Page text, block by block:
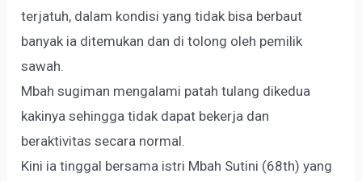
terjatuh, dalam kondisi yang tidak bisa berbaut
banyak ia ditemukan dan di tolong oleh pemilik
sawah.
Mbah sugiman mengalami patah tulang dikedua
kakinya sehingga tidak dapat bekerja dan
beraktivitas secara normal.
Kini ia tinggal bersama istri Mbah Sutini (68th) yang